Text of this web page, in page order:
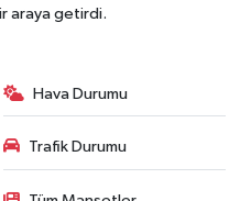
araya getirdi.
Hava Durumu
Trafik Durumu